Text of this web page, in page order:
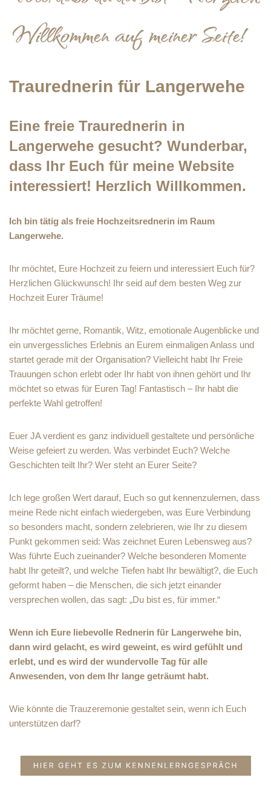
Traurednerin für Langerwehe
Eine freie Traurednerin in
Langerwehe gesucht? Wunderbar,
dass Ihr Euch für meine Website
interessiert! Herzlich Willkommen.
Ich bin tätig als freie Hochzeitsrednerin im Raum
Langerwehe.
Ihr möchtet, Eure Hochzeit zu feiern und interessiert Euch für?
Herzlichen Glückwunsch! Ihr seid auf dem besten Weg zur
Hochzeit Eurer Träume!
Ihr möchtet gerne, Romantik, Witz, emotionale Augenblicke und
ein unvergessliches Erlebnis an Eurem einmaligen Anlass und
startet gerade mit der Organisation? Vielleicht habt Ihr Freie
Trauungen schon erlebt oder Ihr habt von ihnen gehört und Ihr
möchtet so etwas für Euren Tag! Fantastisch – Ihr habt die
perfekte Wahl getroffen!
Euer JA verdient es ganz individuell gestaltete und persönliche
Weise gefeiert zu werden. Was verbindet Euch? Welche
Geschichten teilt Ihr? Wer steht an Eurer Seite?
Ich lege großen Wert darauf, Euch so gut kennenzulernen, dass
meine Rede nicht einfach wiedergeben, was Eure Verbindung
so besonders macht, sondern zelebrieren, wie Ihr zu diesem
Punkt gekommen seid: Was zeichnet Euren Lebensweg aus?
Was führte Euch zueinander? Welche besonderen Momente
habt Ihr geteilt?, und welche Tiefen habt Ihr bewältigt?, die Euch
geformt haben – die Menschen, die sich jetzt einander
versprechen wollen, das sagt: „Du bist es, für immer.“
Wenn ich Eure liebevolle Rednerin für Langerwehe bin,
dann wird gelacht, es wird geweint, es wird gefühlt und
erlebt, und es wird der wundervolle Tag für alle
Anwesenden, von dem Ihr lange geträumt habt.
Wie könnte die Trauzeremonie gestaltet sein, wenn ich Euch
unterstützen darf?